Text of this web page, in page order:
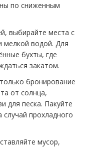
по сниженным
выбирайте места с
мелкой водой. Для
бухты, где
закатом.
бронирование
от солнца,
для песка. Пакуйте
прохладного
мусор,